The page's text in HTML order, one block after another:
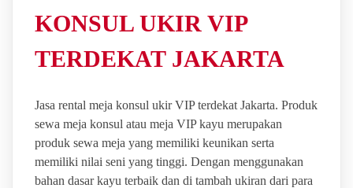
KONSUL UKIR VIP
TERDEKAT JAKARTA
Jasa rental meja konsul ukir VIP terdekat Jakarta. Produk
sewa meja konsul atau meja VIP kayu merupakan
produk sewa meja yang memiliki keunikan serta
memiliki nilai seni yang tinggi. Dengan menggunakan
bahan dasar kayu terbaik dan di tambah ukiran dari para